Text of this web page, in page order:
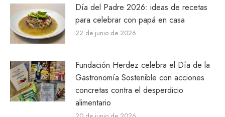
Día del Padre 2026: ideas de recetas
para celebrar con papá en casa
22 de junio de 2026
Fundación Herdez celebra el Día de la
Gastronomía Sostenible con acciones
concretas contra el desperdicio
alimentario